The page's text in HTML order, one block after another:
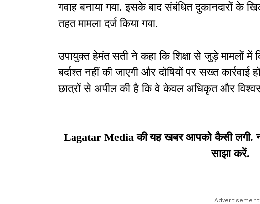
गवाह बनाया गया. इसके बाद संबंधित दुकानदारों के
तहत मामला दर्ज किया गया.
उपायुक्त हेमंत सती ने कहा कि शिक्षा से जुड़े मामलों में
बर्दाश्त नहीं की जाएगी और दोषियों पर सख्त
छात्रों से अपील की है कि वे केवल अधिकृत और
Lagatar Media की यह खबर आपको कैसी लगी.
साझा करें.
Advertisement